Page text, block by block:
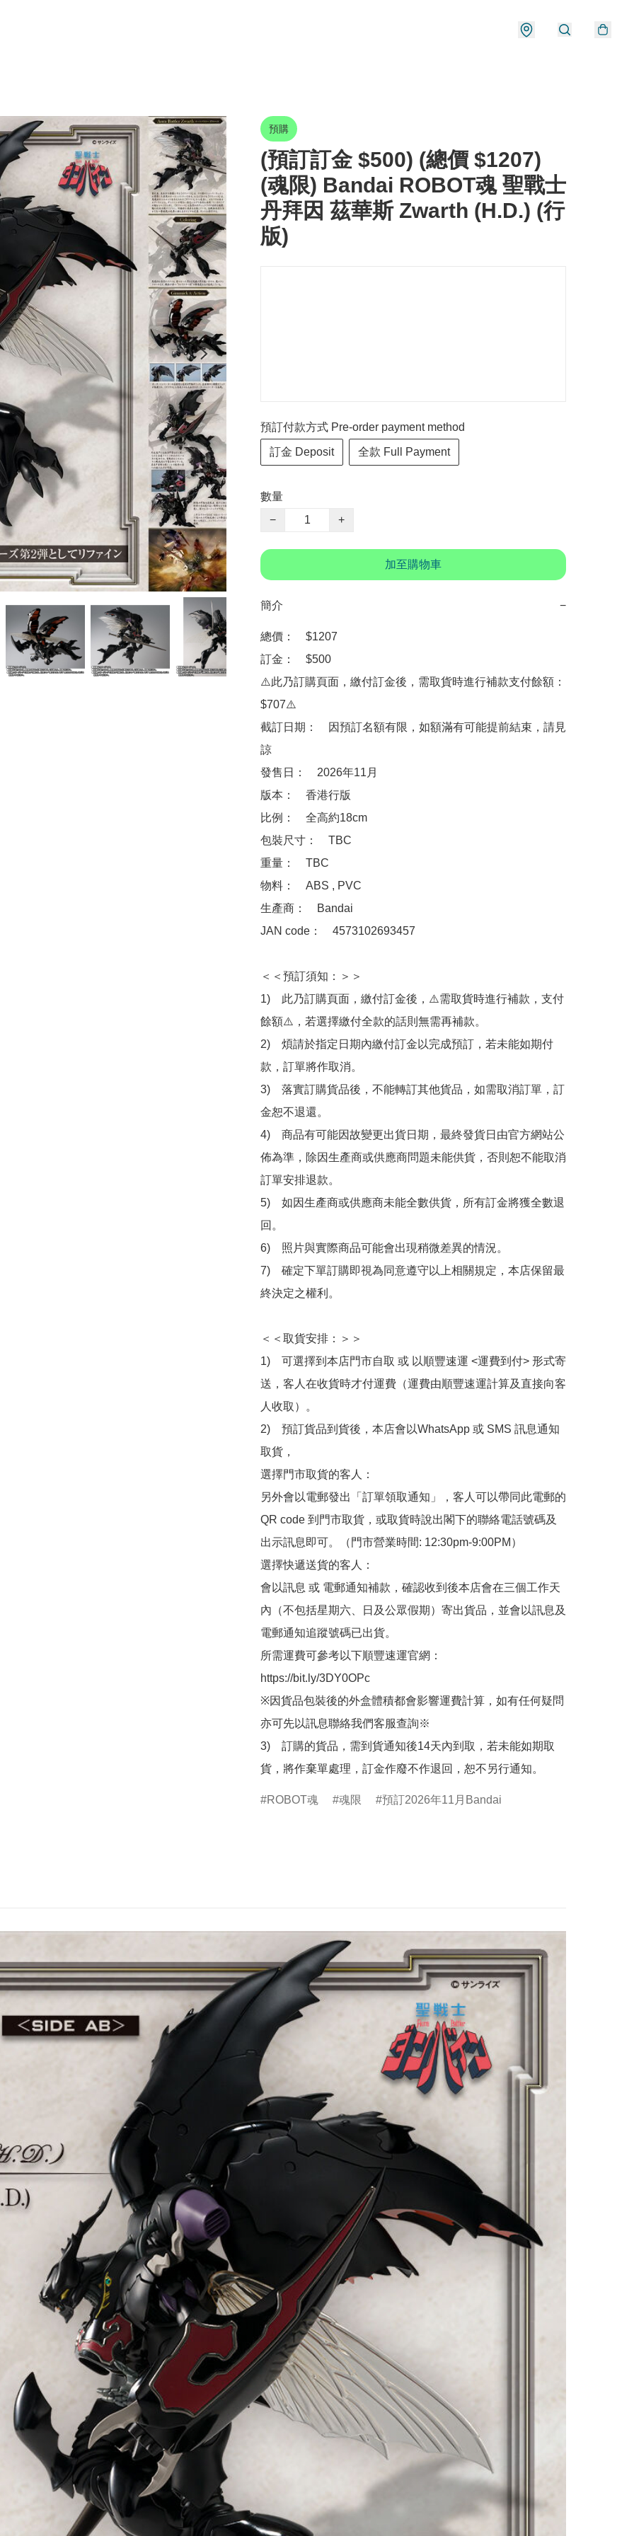
預購
(預訂訂金 $500) (總價 $1207)
(魂限) Bandai ROBOT魂 聖戰士
丹拜因 茲華斯 Zwarth (H.D.) (行
版)
預訂付款方式 Pre-order payment method
訂金 Deposit 全款 Full Payment
數量
−
+
加至購物車
簡介 −
總價：　$1207
訂金：　$500
⚠️此乃訂購頁面，繳付訂金後，需取貨時進行補款支付餘額：
$707⚠️
截訂日期：　因預訂名額有限，如額滿有可能提前結束，請見
諒
發售日：　2026年11月
版本：　香港行版
比例：　全高約18cm
包裝尺寸：　TBC
重量：　TBC
物料：　ABS , PVC
生產商：　Bandai
JAN code：　4573102693457
＜＜預訂須知：＞＞
1)　此乃訂購頁面，繳付訂金後，⚠️需取貨時進行補款，支付
餘額⚠️，若選擇繳付全款的話則無需再補款。
2)　煩請於指定日期內繳付訂金以完成預訂，若未能如期付
款，訂單將作取消。
3)　落實訂購貨品後，不能轉訂其他貨品，如需取消訂單，訂
金恕不退還。
4)　商品有可能因故變更出貨日期，最終發貨日由官方網站公
佈為準，除因生產商或供應商問題未能供貨，否則恕不能取消
訂單安排退款。
5)　如因生產商或供應商未能全數供貨，所有訂金將獲全數退
回。
6)　照片與實際商品可能會出現稍微差異的情況。
7)　確定下單訂購即視為同意遵守以上相關規定，本店保留最
終決定之權利。
＜＜取貨安排：＞＞
1)　可選擇到本店門市自取 或 以順豐速運 <運費到付> 形式寄
送，客人在收貨時才付運費（運費由順豐速運計算及直接向客
人收取）。
2)　預訂貨品到貨後，本店會以WhatsApp 或 SMS 訊息通知
取貨，
選擇門市取貨的客人：
另外會以電郵發出「訂單領取通知」，客人可以帶同此電郵的
QR code 到門市取貨，或取貨時說出閣下的聯絡電話號碼及
出示訊息即可。（門市營業時間: 12:30pm-9:00PM）
選擇快遞送貨的客人：
會以訊息 或 電郵通知補款，確認收到後本店會在三個工作天
內（不包括星期六、日及公眾假期）寄出貨品，並會以訊息及
電郵通知追蹤號碼已出貨。
所需運費可參考以下順豐速運官網：
https://bit.ly/3DY0OPc
※因貨品包裝後的外盒體積都會影響運費計算，如有任何疑問
亦可先以訊息聯絡我們客服查詢※
3)　訂購的貨品，需到貨通知後14天內到取，若未能如期取
貨，將作棄單處理，訂金作廢不作退回，恕不另行通知。
ROBOT魂 魂限 預訂2026年11月Bandai